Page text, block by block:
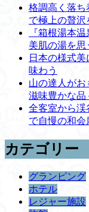
格調高く落ち
で極上の贅沢
『箱根湯本
美肌の湯を思
日本の様式
味わう
山の達人がお
滋味豊かな品
全客室から渓
で自慢の和
カテゴリー
グランピング
ホテル
レジャー施設